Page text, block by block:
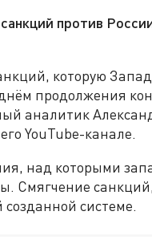
против
которую
продолжения
аналитик
YouTube-канале.
над которыми
Смягчение
системе.